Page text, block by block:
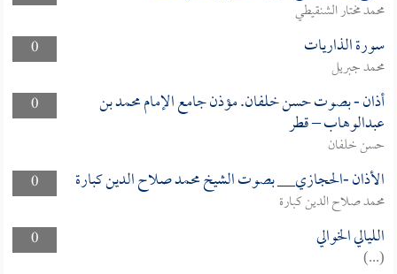
محمد مختار الشنقيطي
0
سورة الذاريات
محمد جبريل
0
أذان - بصوت حسن خلفان. مؤذن جامع الإمام محمد بن
عبدالوهاب – قطر
حسن خلفان
0
الأذان -الحجازي__ بصوت الشيخ محمد صلاح الدين كبارة
محمد صلاح الدين كبارة
0
الليالي الخوالي
(...)